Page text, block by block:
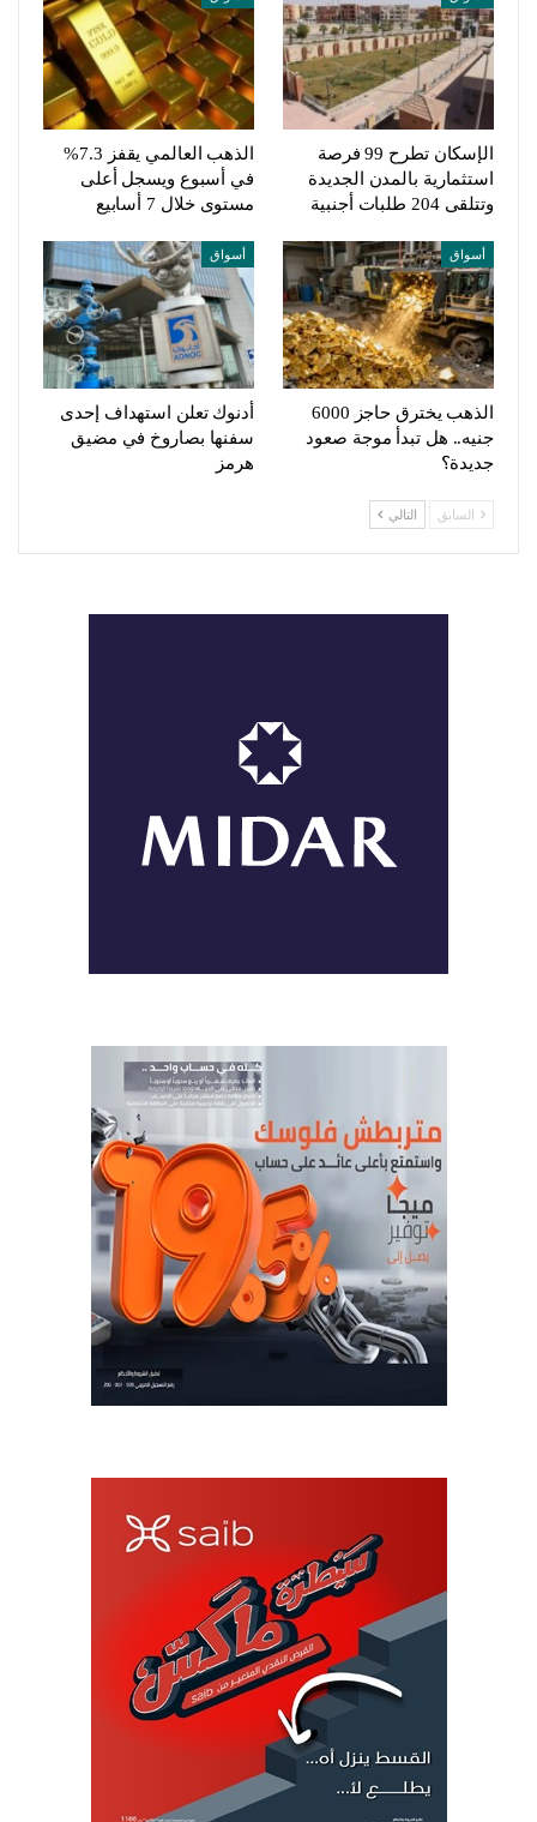
الإسكان تطرح 99 فرصة
استثمارية بالمدن الجديدة
وتتلقى 204 طلبات أجنبية
الذهب العالمي يقفز 7.3%
في أسبوع ويسجل أعلى
مستوى خلال 7 أسابيع
أسواق
الذهب يخترق حاجز 6000
جنيه.. هل تبدأ موجة صعود
جديدة؟
أسواق
أدنوك تعلن استهداف إحدى
سفنها بصاروخ في مضيق
هرمز
السابق التالي